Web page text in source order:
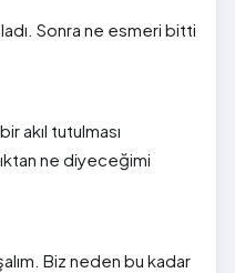
Sonra ne esmeri bitti
akıl tutulması
ne diyeceğimi
Biz neden bu kadar